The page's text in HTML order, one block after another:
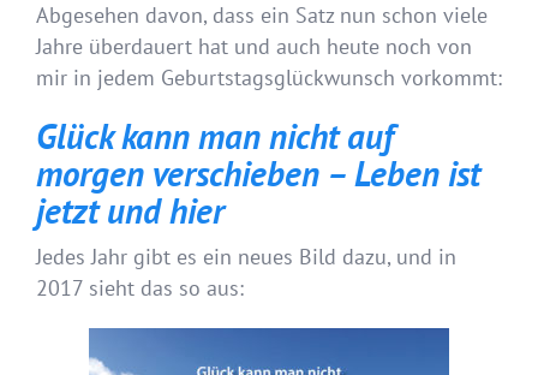
Abgesehen davon, dass ein Satz nun schon viele
Jahre überdauert hat und auch heute noch von
mir in jedem Geburtstagsglückwunsch vorkommt:
Glück kann man nicht auf
morgen verschieben – Leben ist
jetzt und hier
Jedes Jahr gibt es ein neues Bild dazu, und in
2017 sieht das so aus: